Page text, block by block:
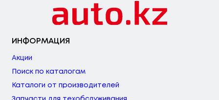
ИНФОРМАЦИЯ
Акции
Поиск по каталогам
Каталоги от производителей